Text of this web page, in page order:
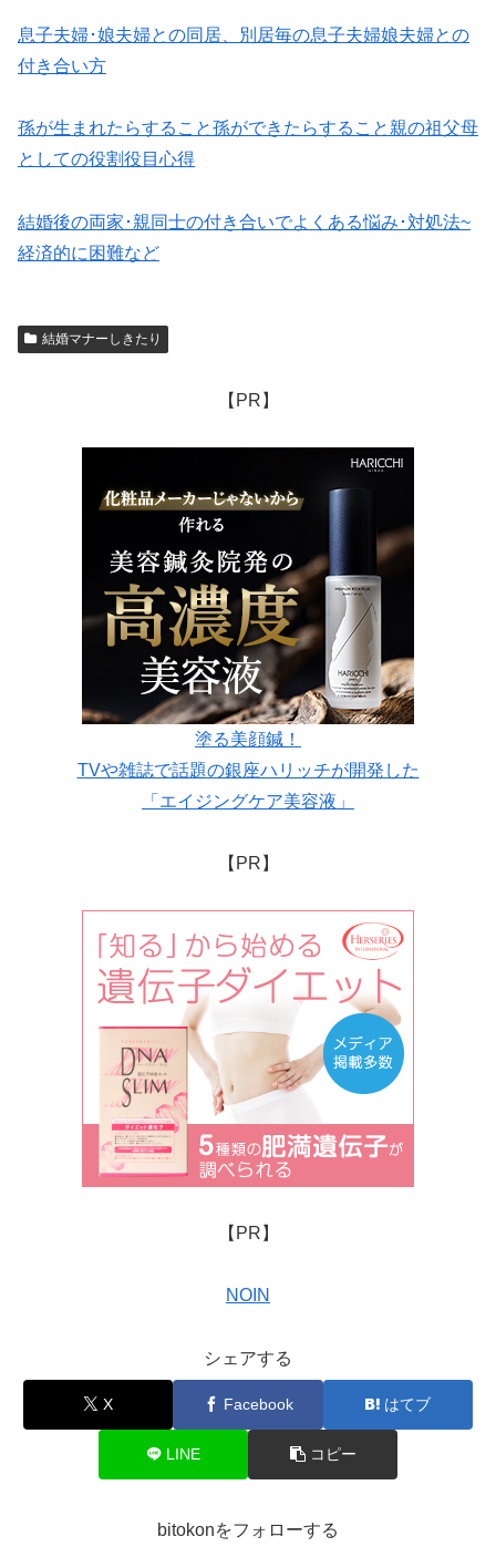
息子夫婦･娘夫婦との同居、別居毎の息子夫婦娘夫婦との
付き合い方
孫が生まれたらすること孫ができたらすること親の祖父母
としての役割役目心得
結婚後の両家･親同士の付き合いでよくある悩み･対処法~
経済的に困難など
結婚マナーしきたり
【PR】
塗る美顔鍼！
TVや雑誌で話題の銀座ハリッチが開発した
「エイジングケア美容液」
【PR】
【PR】
NOIN
シェアする
X Facebook はてブ
LINE コピー
bitokonをフォローする